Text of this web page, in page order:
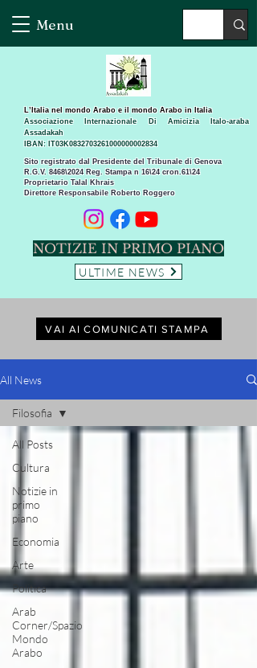
Menu
Sito registrato dal Presidente del Tribunale di Genova
R.G.V. 8468\2024 Reg. Stampa n 16\24 cron.61\24 ​
Proprietario Talal Khrais
Direttore Responsabile Roberto Roggero
L’Italia nel mondo Arabo e il mondo Arabo in Italia
Associazione Internazionale Di Amicizia Italo-araba
Assadakah
IBAN: IT03K0832703261000000002834
NOTIZIE IN PRIMO PIANO
ULTIME NEWS
VAI AI COMUNICATI STAMPA
All News
All Posts
Cultura
Notizie in
primo
piano
Economia
Arte
Politica
Arab
Corner/Spazio
Mondo
Arabo
Filosofia